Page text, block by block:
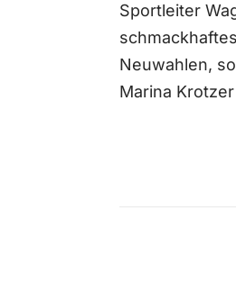
Sportleiter
Neuwahlen,
Marina